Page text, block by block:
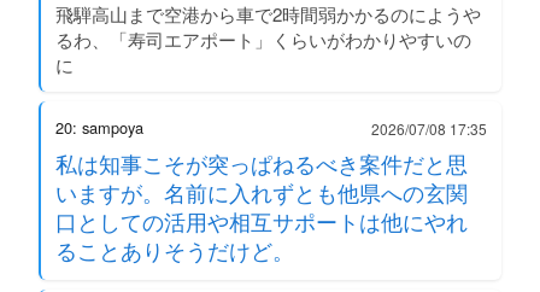
飛騨高山まで空港から車で2時間弱かかるのにようや
るわ、「寿司エアポート」くらいがわかりやすいの
に
20: sampoya 2026/07/08 17:35
私は知事こそが突っぱねるべき案件だと思
いますが。名前に入れずとも他県への玄関
口としての活用や相互サポートは他にやれ
ることありそうだけど。